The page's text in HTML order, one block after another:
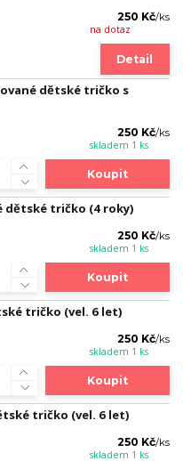
250 Kč/ks
na dotaz
Detail
dětské tričko s
250 Kč/ks
skladem 1 ks
Koupit
dětské tričko (4 roky)
250 Kč/ks
skladem 1 ks
Koupit
tričko (vel. 6 let)
250 Kč/ks
skladem 1 ks
Koupit
tričko (vel. 6 let)
250 Kč/ks
skladem 1 ks